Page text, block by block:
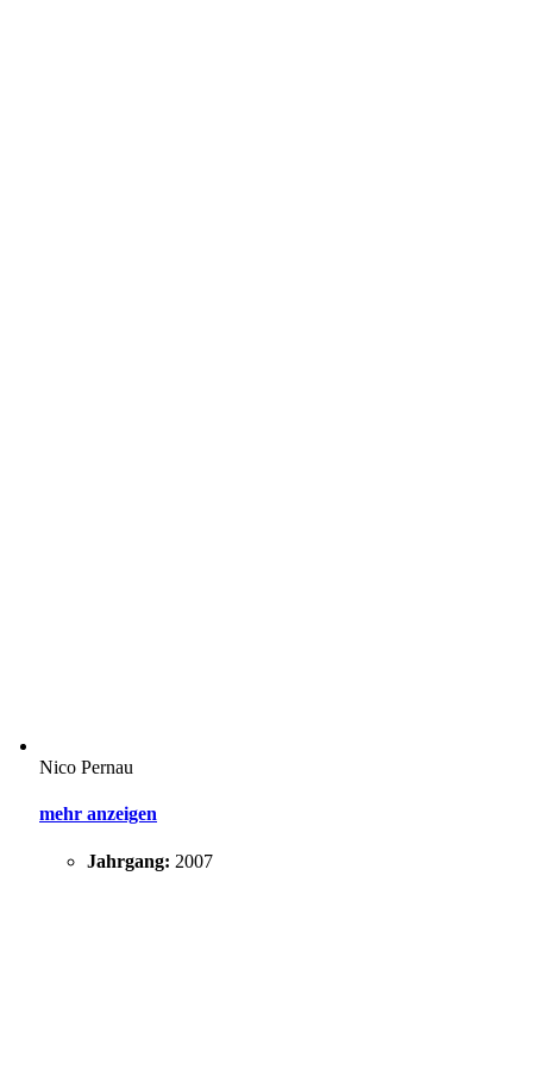
Nico Pernau
mehr anzeigen
Jahrgang: 2007